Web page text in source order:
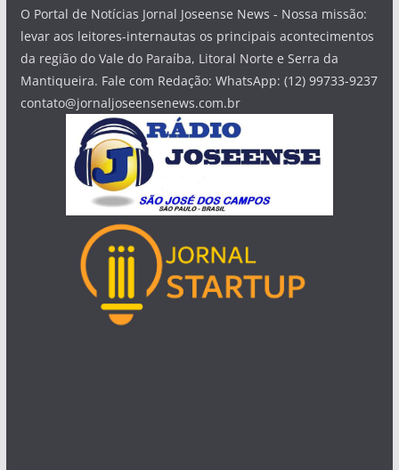
O Portal de Notícias Jornal Joseense News - Nossa missão:
levar aos leitores-internautas os principais acontecimentos
da região do Vale do Paraíba, Litoral Norte e Serra da
Mantiqueira. Fale com Redação: WhatsApp: (12) 99733-9237
contato@jornaljoseensenews.com.br